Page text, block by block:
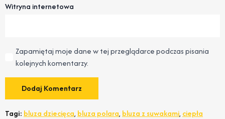
Witryna internetowa
Zapamiętaj moje dane w tej przeglądarce podczas pisania
kolejnych komentarzy.
Tagi: bluza dziecięca, bluza polara, bluza z suwakami, ciepła